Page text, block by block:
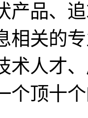
产品、
相关的
术人才
个顶十